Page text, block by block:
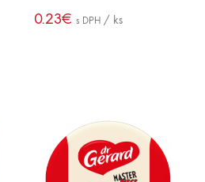
0.23€ s DPH / ks